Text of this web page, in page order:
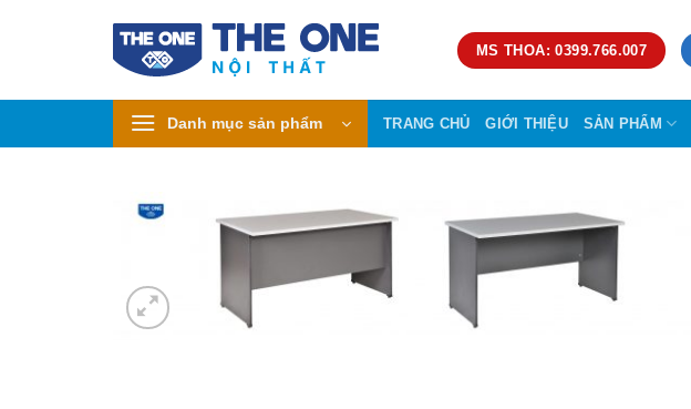
MS THOA: 0399.766.007
Danh mục sản phẩm TRANG CHỦ GIỚI THIỆU SẢN PHẨM